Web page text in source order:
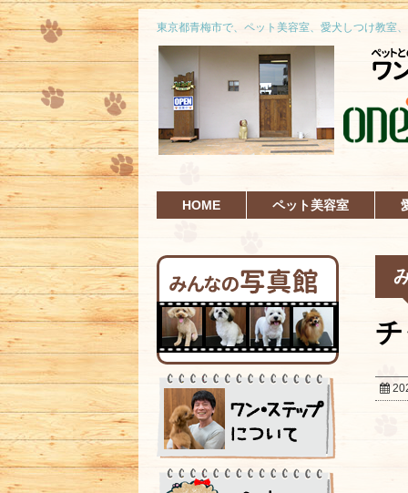
東京都青梅市で、ペット美容室、愛犬しつけ教室
HOME ペット美容室